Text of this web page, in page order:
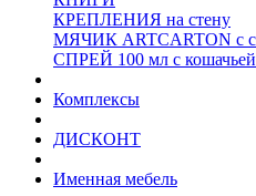
КРЕПЛЕНИЯ на стену
МЯЧИК ARTCARTON с
СПРЕЙ 100 мл с
Комплексы
ДИСКОНТ
Именная мебель